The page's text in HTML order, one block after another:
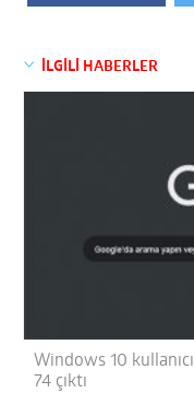
İLGİLİ HABERLER
Windows 10
74 çıktı